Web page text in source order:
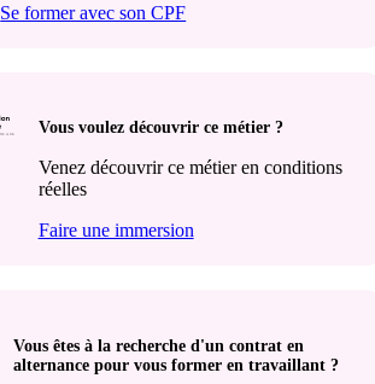
Se former avec son CPF
Vous voulez découvrir ce métier ?
Venez découvrir ce métier en conditions
réelles
Faire une immersion
Vous êtes à la recherche d'un contrat en
alternance pour vous former en travaillant ?